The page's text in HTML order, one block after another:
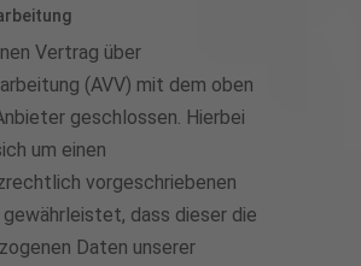
Vertrag über
(AVV) mit dem oben
geschlossen. Hierbei
um einen
vorgeschriebenen
dass dieser die
Daten unserer